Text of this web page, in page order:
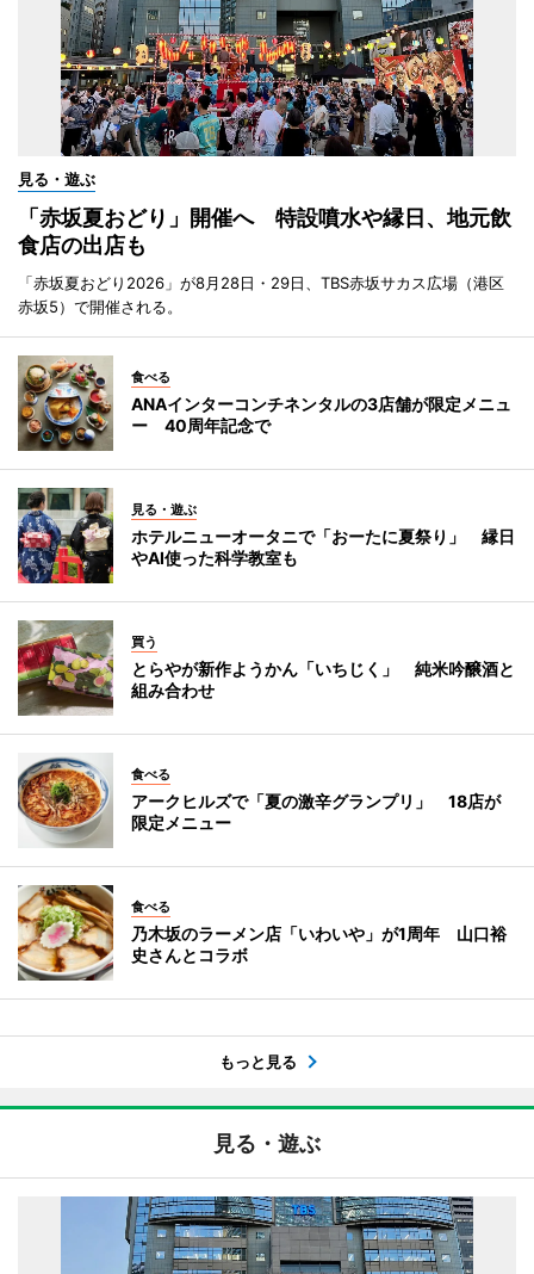
見る・遊ぶ
「赤坂夏おどり」開催へ 特設噴水や縁日、地元飲
食店の出店も
「赤坂夏おどり2026」が8月28日・29日、TBS赤坂サカス広場（港区
赤坂5）で開催される。
食べる
ANAインターコンチネンタルの3店舗が限定メニュ
ー 40周年記念で
見る・遊ぶ
ホテルニューオータニで「おーたに夏祭り」 縁日
やAI使った科学教室も
買う
とらやが新作ようかん「いちじく」 純米吟醸酒と
組み合わせ
食べる
アークヒルズで「夏の激辛グランプリ」 18店が
限定メニュー
食べる
乃木坂のラーメン店「いわいや」が1周年 山口裕
史さんとコラボ
もっと見る
見る・遊ぶ